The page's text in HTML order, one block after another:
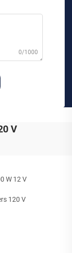
0/1000
V
W 12 V
120 V